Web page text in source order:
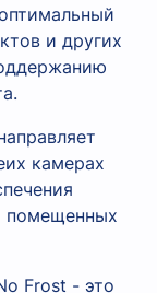
и других
камерах
помещенных
Frost - это